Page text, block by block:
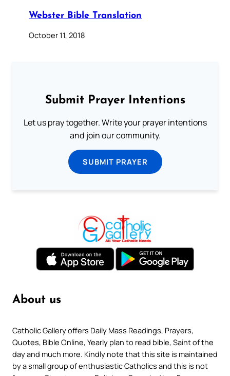
Webster Bible Translation
October 11, 2018
Submit Prayer Intentions
Let us pray together. Write your prayer intentions
and join our community.
SUBMIT PRAYER
About us
Catholic Gallery offers Daily Mass Readings, Prayers,
Quotes, Bible Online, Yearly plan to read bible, Saint of the
day and much more. Kindly note that this site is maintained
by a small group of enthusiastic Catholics and this is not